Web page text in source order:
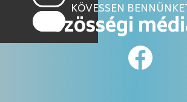
KÖVESSEN
közösségi